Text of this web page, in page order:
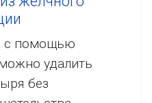
с помощью
удалить
без